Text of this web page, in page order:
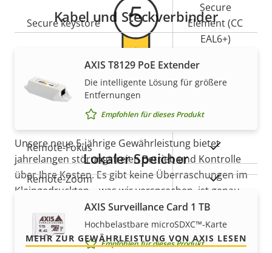
Secure keystore
Secure
Element (CC
EAL6+)
Axis Edge Vault
Eigentumsbeschreibung Eigentumswert
Remote-Fokus
Remote-Zoom Ja
Integrierte IR-Beleuchtung
Lokaler Speicher
Ja
Kabel und Steckverbinder
AXIS T8129 PoE Extender
Die intelligente Lösung für größere
Entfernungen
Empfohlen für dieses Produkt
Lokaler Speicher
AXIS Surveillance Card 1 TB
Hochbelastbare microSDXC™-Karte
Empfohlen für dieses Produkt
5-Jahres-Gewährleistung für
ein sicheres Gefühl
Unsere neue 5-jährige Gewährleistung bietet
jahrelangen störungsfreien Betrieb und Kontrolle
über Ihre Kosten. Es gibt keine Überraschungen im
Kleingedruckten – was wir versprechen, ist genau
das, was Sie bekommen.
MEHR ZUR GEWÄHRLEISTUNG VON AXIS LESEN